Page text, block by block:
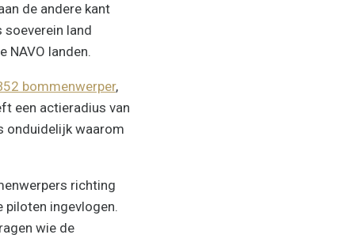
de andere kant
soeverein land
NAVO landen.
bommenwerper,
een actieradius van
onduidelijk waarom
richting
piloten ingevlogen.
wie de